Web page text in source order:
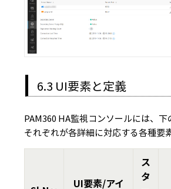
6.3 UI要素と定義
PAM360 HA監視コンソールには、下
それぞれが各詳細に対応する各種要
UI要素/アイ
ス
タ